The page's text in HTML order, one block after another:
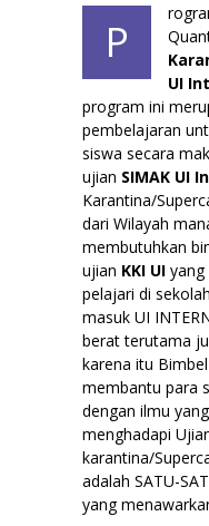
P
UI
program ini
pembelajaran
siswa secara
ujian SIMAK UI
Karantina/
dari Wilayah
membutuhkan
ujian KKI UI yang
pelajari di
masuk UI
berat terutama
karena itu
membantu para
dengan ilmu
menghadapi
karantina/
adalah SATU-
yang